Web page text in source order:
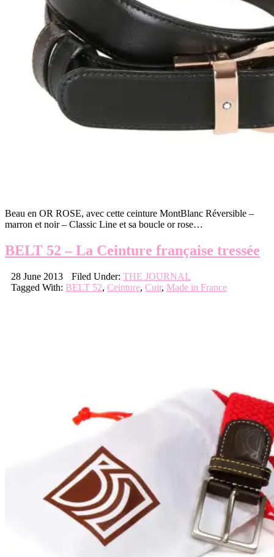
Beau en OR ROSE, avec cette ceinture MontBlanc Réversible –
marron et noir – Classic Line et sa boucle or rose…
BELT 52 – La Ceinture française tressée
28 June 2013 Filed Under: THE JOURNAL
Tagged With: BELT 52, Ceinture, Cuir, Made in France